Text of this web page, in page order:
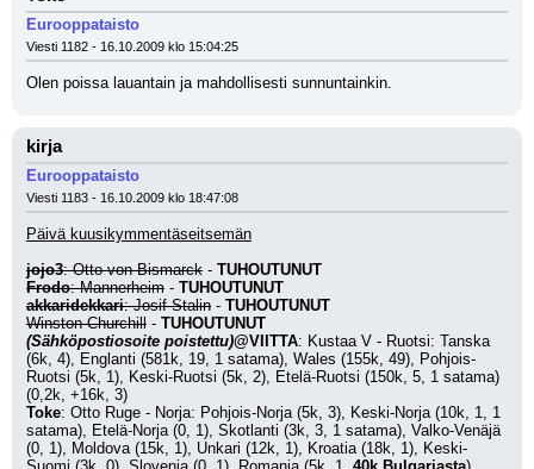
Eurooppataisto
Viesti 1182 - 16.10.2009 klo 15:04:25
Olen poissa lauantain ja mahdollisesti sunnuntainkin.
kirja
Eurooppataisto
Viesti 1183 - 16.10.2009 klo 18:47:08
Päivä kuusikymmentäseitsemän
jojo3: Otto von Bismarck - TUHOUTUNUT
Frodo: Mannerheim - TUHOUTUNUT
akkaridekkari: Josif Stalin - TUHOUTUNUT
Winston Churchill - TUHOUTUNUT
(Sähköpostiosoite poistettu)@VIITTA: Kustaa V - Ruotsi: Tanska
(6k, 4), Englanti (581k, 19, 1 satama), Wales (155k, 49), Pohjois-
Ruotsi (5k, 1), Keski-Ruotsi (5k, 2), Etelä-Ruotsi (150k, 5, 1 satama)
(0,2k, +16k, 3)
Toke: Otto Ruge - Norja: Pohjois-Norja (5k, 3), Keski-Norja (10k, 1, 1
satama), Etelä-Norja (0, 1), Skotlanti (3k, 3, 1 satama), Valko-Venäjä
(0, 1), Moldova (15k, 1), Unkari (12k, 1), Kroatia (18k, 1), Keski-